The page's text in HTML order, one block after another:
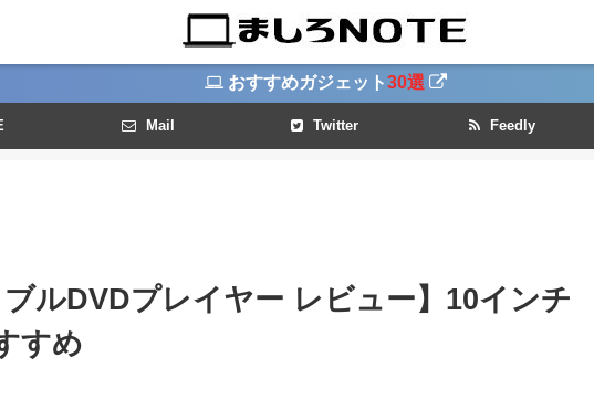
おすすめガジェット30選
Mail Twitter Feedly
ブルDVDプレイヤー レビュー】10インチ
すめ